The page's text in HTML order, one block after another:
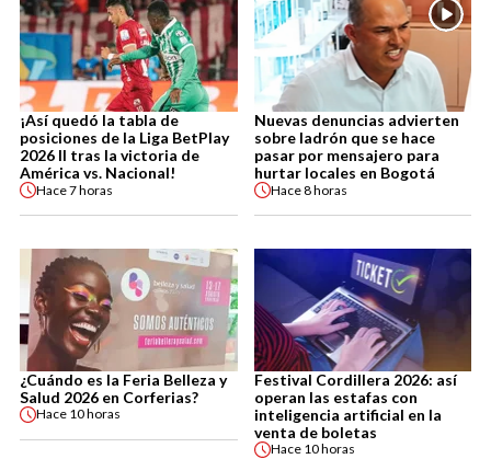
¡Así quedó la tabla de
posiciones de la Liga BetPlay
2026 II tras la victoria de
América vs. Nacional!
Hace7 horas
Nuevas denuncias advierten
sobre ladrón que se hace
pasar por mensajero para
hurtar locales en Bogotá
Hace8 horas
¿Cuándo es la Feria Belleza y
Salud 2026 en Corferias?
Hace 10 horas
Festival Cordillera 2026: así
operan las estafas con
inteligencia artificial en la
venta de boletas
Hace 10 horas